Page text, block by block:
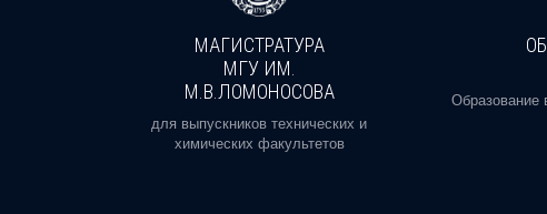
МАГИСТРАТУРА
МГУ ИМ.
М.В.ЛОМОНОСОВА
для выпускников технических и
химических факультетов
Образование